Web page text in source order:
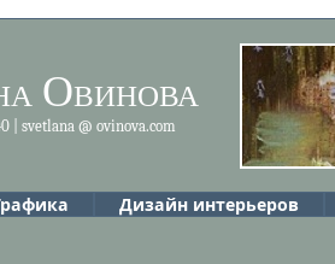
Овинова
| svetlana @ ovinova.com
Дизайн интерьеров